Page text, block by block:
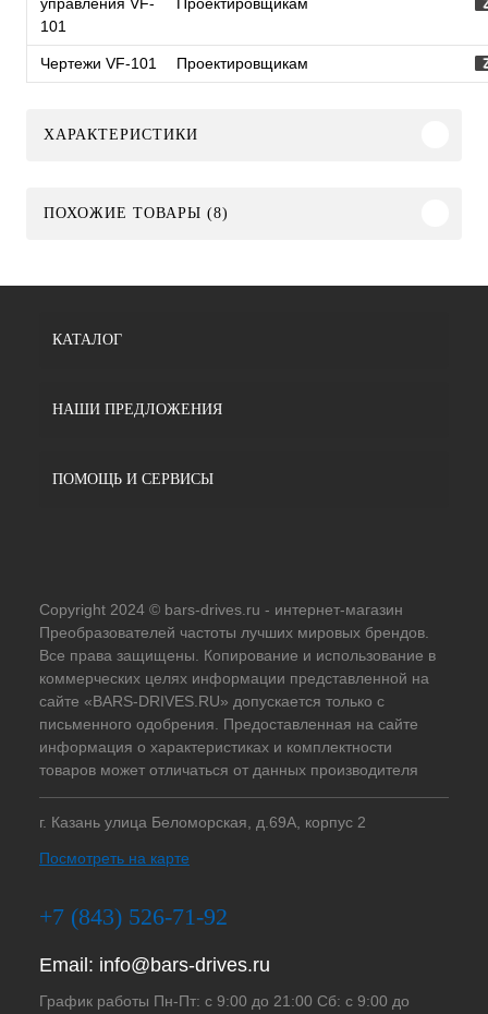
101
Чертежи VF-101 Проектировщикам
ХАРАКТЕРИСТИКИ
ПОХОЖИЕ ТОВАРЫ (8)
КАТАЛОГ
НАШИ ПРЕДЛОЖЕНИЯ
ПОМОЩЬ И СЕРВИСЫ
Copyright 2024 © bars-drives.ru - интернет-магазин
Преобразователей частоты лучших мировых брендов.
Все права защищены. Копирование и использование в
коммерческих целях информации представленной на
сайте «BARS-DRIVES.RU» допускается только с
письменного одобрения. Предоставленная на сайте
информация о характеристиках и комплектности
товаров может отличаться от данных производителя
г. Казань улица Беломорская, д.69А, корпус 2
Посмотреть на карте
+7 (843) 526-71-92
Email: info@bars-drives.ru
График работы Пн-Пт: с 9:00 до 21:00 Сб: с 9:00 до